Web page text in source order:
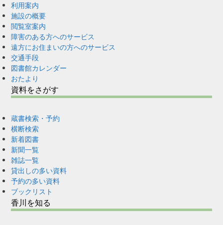
利用案内
施設の概要
閲覧室案内
障害のある方へのサービス
遠方にお住まいの方へのサービス
交通手段
図書館カレンダー
おたより
資料をさがす
蔵書検索・予約
横断検索
新着図書
新聞一覧
雑誌一覧
貸出しの多い資料
予約の多い資料
ブックリスト
香川を知る